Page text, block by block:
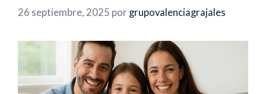
26 septiembre, 2025 por grupovalenciagrajales